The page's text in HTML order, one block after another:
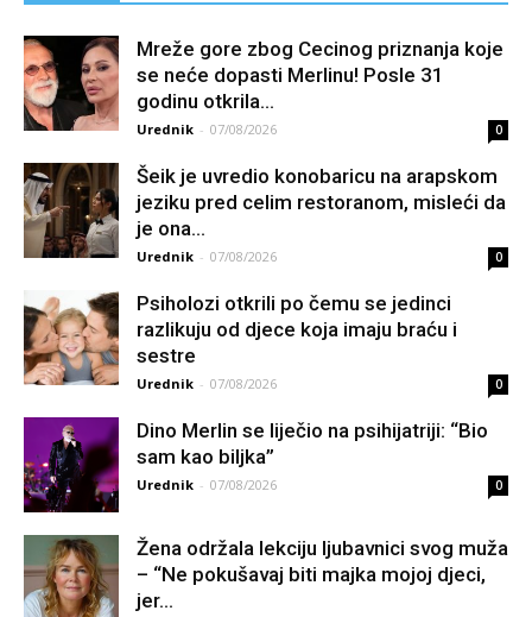
Mreže gore zbog Cecinog priznanja koje
se neće dopasti Merlinu! Posle 31
godinu otkrila...
Urednik - 07/08/2026 0
Šeik je uvredio konobaricu na arapskom
jeziku pred celim restoranom, misleći da
je ona...
Urednik - 07/08/2026 0
Psiholozi otkrili po čemu se jedinci
razlikuju od djece koja imaju braću i
sestre
Urednik - 07/08/2026 0
Dino Merlin se liječio na psihijatriji: “Bio
sam kao biljka”
Urednik - 07/08/2026 0
Žena održala lekciju ljubavnici svog muža
– “Ne pokušavaj biti majka mojoj djeci,
jer...